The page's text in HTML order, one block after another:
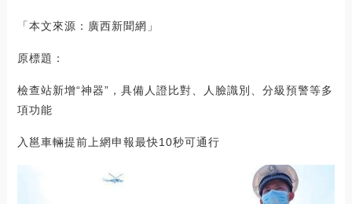
「本文來源：廣西新聞網」
原標題：
檢查站新增“神器”，具備人證比對、人臉識別、分級預警等多
項功能
入邕車輛提前上網申報最快10秒可通行